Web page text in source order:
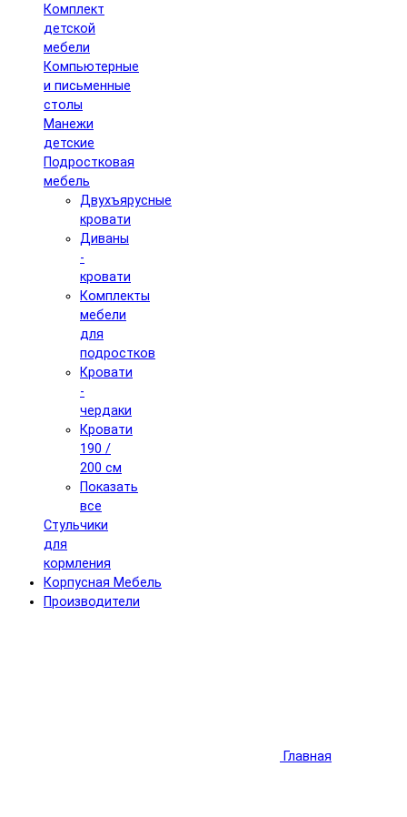
Комплект
детской
мебели
Компьютерные
и письменные
столы
Манежи
детские
Подростковая
мебель
Двухъярусные
кровати
Диваны
-
кровати
Комплекты
мебели
для
подростков
Кровати
-
чердаки
Кровати
190 /
200 см
Показать
все
Стульчики
для
кормления
Корпусная Мебель
Производители
Главная